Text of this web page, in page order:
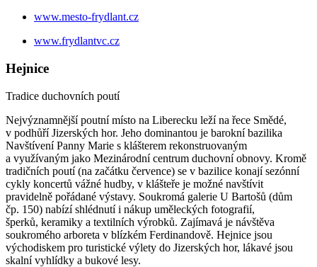
www.mesto-frydlant.cz
www.frydlantvc.cz
Hejnice
Tradice duchovních poutí
Nejvýznamnější poutní místo na Liberecku leží na řece Smědé,
v podhůří Jizerských hor. Jeho dominantou je barokní bazilika
Navštívení Panny Marie s klášterem rekonstruovaným
a využívaným jako Mezinárodní centrum duchovní obnovy. Kromě
tradičních poutí (na začátku července) se v bazilice konají sezónní
cykly koncertů vážné hudby, v klášteře je možné navštívit
pravidelně pořádané výstavy. Soukromá galerie U Bartošů (dům
čp. 150) nabízí shlédnutí i nákup uměleckých fotografií,
šperků, keramiky a textilních výrobků. Zajímavá je návštěva
soukromého arboreta v blízkém Ferdinandově. Hejnice jsou
východiskem pro turistické výlety do Jizerských hor, lákavé jsou
skalní vyhlídky a bukové lesy.